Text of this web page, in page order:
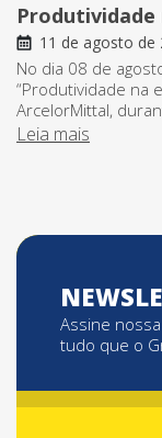
Produtividade
11 de agosto de
No dia 08 de
“Produtividade na
ArcelorMittal,
Leia mais
Assine
tudo que o